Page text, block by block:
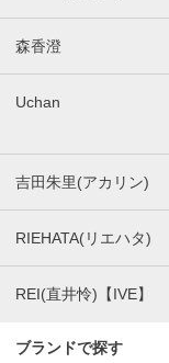
森香澄
Uchan
吉田朱里(アカリン)
RIEHATA(リエハタ)
REI(直井怜)【IVE】
ブランドで探す